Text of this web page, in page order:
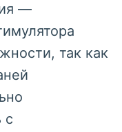
—
так как
с